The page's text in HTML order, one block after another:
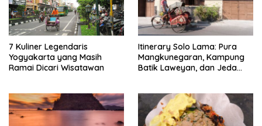
7 Kuliner Legendaris
Yogyakarta yang Masih
Ramai Dicari Wisatawan
Itinerary Solo Lama: Pura
Mangkunegaran, Kampung
Batik Laweyan, dan Jeda